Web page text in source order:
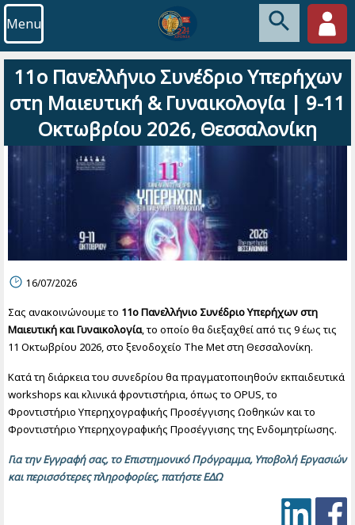
Menu
11ο Πανελλήνιο Συνέδριο Υπερήχων
στη Μαιευτική & Γυναικολογία | 9-11
Οκτωβρίου 2026, Θεσσαλονίκη
16/07/2026
Σας ανακοινώνουμε το 11ο Πανελλήνιο Συνέδριο Υπερήχων στη
Μαιευτική και Γυναικολογία, το οποίο θα διεξαχθεί από τις 9 έως τις
11 Οκτωβρίου 2026, στο ξενοδοχείο The Met στη Θεσσαλονίκη.
Κατά τη διάρκεια του συνεδρίου θα πραγματοποιηθούν εκπαιδευτικά
workshops και κλινικά φροντιστήρια, όπως το OPUS, το
Φροντιστήριο Υπερηχογραφικής Προσέγγισης Ωοθηκών και το
Φροντιστήριο Υπερηχογραφικής Προσέγγισης της Ενδομητρίωσης.
Για την Εγγραφή σας, το Επιστημονικό Πρόγραμμα, Υποβολή Εργασιών
και περισσότερες πληροφορίες, πατήστε ΕΔΩ